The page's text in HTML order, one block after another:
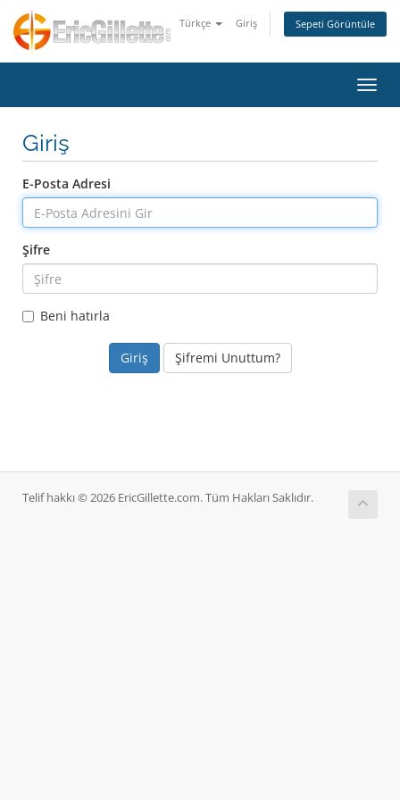
Türkçe Giriş Sepeti Görüntüle
Giriş
E-Posta Adresi
Şifre
Beni hatırla
Şifremi Unuttum?
Telif hakkı © 2026 EricGillette.com. Tüm Hakları Saklıdır.